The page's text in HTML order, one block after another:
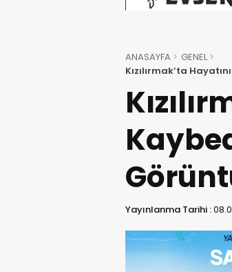
ANASAYFA
GENEL
Kızılırmak’ta
Yayınlanma Tarihi :